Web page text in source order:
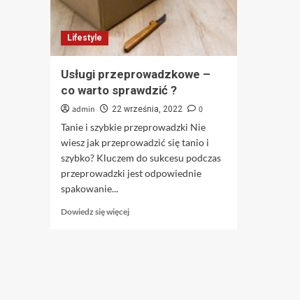
Lifestyle
Usługi przeprowadzkowe –
co warto sprawdzić ?
admin 22 września, 2022
0
Tanie i szybkie przeprowadzki Nie
wiesz jak przeprowadzić się tanio i
szybko? Kluczem do sukcesu podczas
przeprowadzki jest odpowiednie
spakowanie...
Dowiedz się więcejDowiedz